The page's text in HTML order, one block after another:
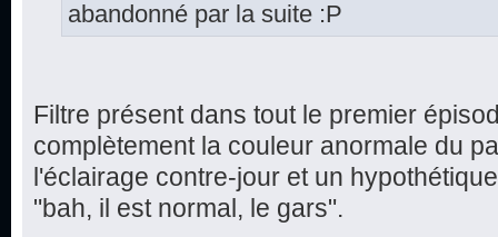
abandonné par la suite :P
Filtre présent dans tout le premier
complètement la couleur anormale du
l'éclairage contre-jour et un
"bah, il est normal, le gars".